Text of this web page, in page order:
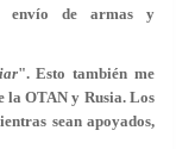
envío de armas y
". Esto también me
la OTAN y Rusia. Los
sean apoyados,